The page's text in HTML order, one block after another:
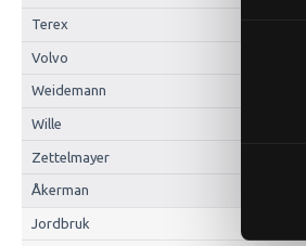
Terex
Volvo
Weidemann
Wille
Zettelmayer
Åkerman
Jordbruk